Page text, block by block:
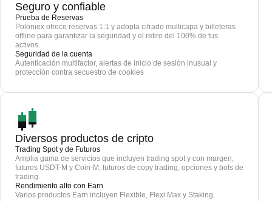
Seguro y confiable
Prueba de Reservas
Poloniex ofrece reservas 1:1 y adopta cifrado multicapa y billeteras
offline para garantizar la seguridad y el retiro del 100% de tus
activos.
Seguridad de la cuenta
Autenticación multifactor, alertas de inicio de sesión inusual y
protección contra secuestro de cookies
Diversos productos de cripto
Trading Spot y de Futuros
Amplia gama de servicios que incluyen trading spot y con margen,
futuros USDT-M y Coin-M, futuros de copy trading, opciones y bots de
trading.
Rendimiento alto con Earn
Varios productos Earn incluyen Flexible, Flexi Max y Staking.